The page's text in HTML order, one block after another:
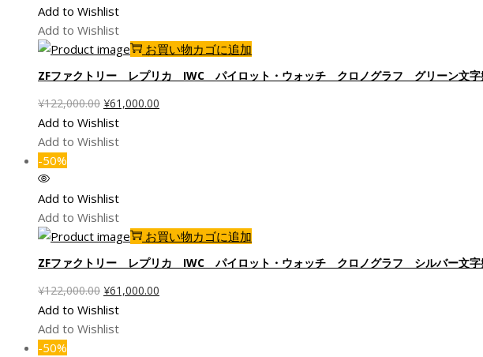
¥122,000.00
で
し
で
Add to Wishlist
Add to Wishlist
お買い物カゴに追加
ZFファクトリー レプリカ IWC パイロット・ウォッチ クロノグラフ グリーン文
¥122,000.00 元
の
価
¥122,000.00
で
し
¥61,000.00
で
Add to Wishlist
Add to Wishlist
-50%
Add to Wishlist
Add to Wishlist
お買い物カゴに追加
ZFファクトリー レプリカ IWC パイロット・ウォッチ クロノグラフ シルバー文
¥122,000.00 元
の
価
¥61,000.00
Add to Wishlist
Add to Wishlist
-50%